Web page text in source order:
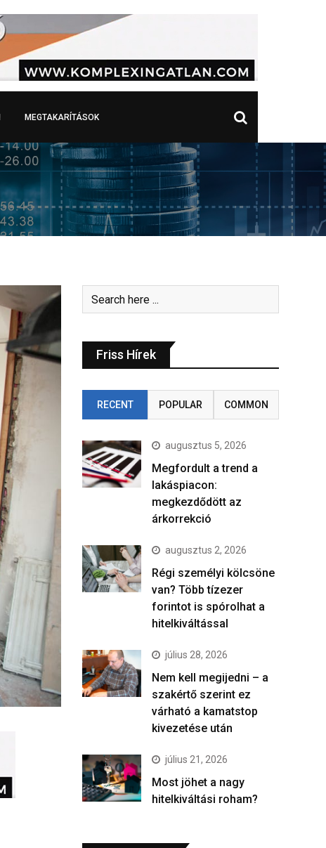
MEGTAKARÍTÁSOK
Friss Hírek
RECENT POPULAR COMMON
augusztus 5, 2026
Megfordult a trend a
lakáspiacon:
megkezdődött az
árkorrekció
augusztus 2, 2026
Régi személyi kölcsöne
van? Több tízezer
forintot is spórolhat a
hitelkiváltással
július 28, 2026
Nem kell megijedni – a
szakértő szerint ez
várható a kamatstop
kivezetése után
július 21, 2026
Most jöhet a nagy
hitelkiváltási roham?